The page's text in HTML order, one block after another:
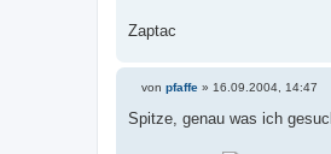
Zaptac
e
i
von pfaffe » 16.09.2004, 14:47
Spitze, genau was ich